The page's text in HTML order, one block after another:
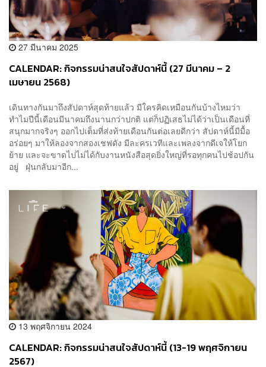
27 มีนาคม 2025
CALENDAR: กิจกรรมน่าสนใจสัปดาห์นี้ (27 มีนาคม – 2
เมษายน 2568)
เดินทางกันมาถึงสัปดาห์สุดท้ายแล้ว มีใครคิดเหมือนกันบ้างไหมว่า
ทำไมปีนี้เดือนมีนาคมถึงนานกว่าปกติ แต่ก็ปฏิเสธไม่ได้ว่าเป็นเดือนที่
สนุกมากจริงๆ ออกไปเต็มที่ส่งท้ายเดือนกันต่อเลยดีกว่า สัปดาห์นี้มีมื้อ
อร่อยๆ มาให้ลองจากสองเชฟดัง มีละครเวทีและเพลงจากดีเจให้โยก
ย้าย และจะขาดไปไม่ได้กับงานหนังสือสุดยิ่งใหญ่ที่รอทุกคนไปช้อปกัน
อยู่ ฝุ่นกลับมาอีก...
13 พฤศจิกายน 2024
CALENDAR: กิจกรรมน่าสนใจสัปดาห์นี้ (13-19 พฤศจิกายน
2567)